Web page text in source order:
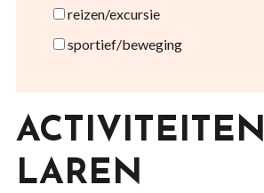
reizen/excursie
sportief/beweging
LAREN